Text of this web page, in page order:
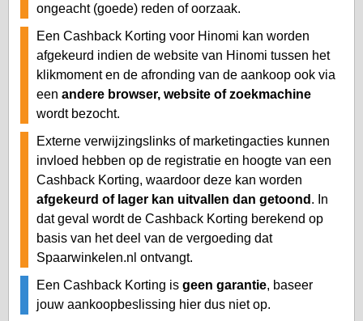
ongeacht (goede) reden of oorzaak.
Een Cashback Korting voor Hinomi kan worden
afgekeurd indien de website van Hinomi tussen het
klikmoment en de afronding van de aankoop ook via
een andere browser, website of zoekmachine
wordt bezocht.
Externe verwijzingslinks of marketingacties kunnen
invloed hebben op de registratie en hoogte van een
Cashback Korting, waardoor deze kan worden
afgekeurd of lager kan uitvallen dan getoond . In
dat geval wordt de Cashback Korting berekend op
basis van het deel van de vergoeding dat
Spaarwinkelen.nl ontvangt.
Een Cashback Korting is geen garantie, baseer
jouw aankoopbeslissing hier dus niet op.